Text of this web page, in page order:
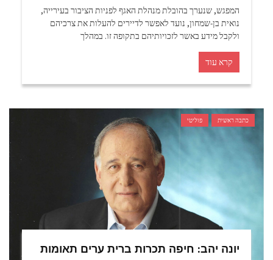
המפגש, שנערך בהובלת מנהלת האגף לפניות הציבור בעירייה,
נואית בן-שמחון, נועד לאפשר לדיירים להעלות את צרכיהם
ולקבל מידע באשר לזכויותיהם בתקופה זו. במהלך
קרא עוד
כתבה ראשית פוליטי
יונה יהב: חיפה תכרות ברית ערים תאומות